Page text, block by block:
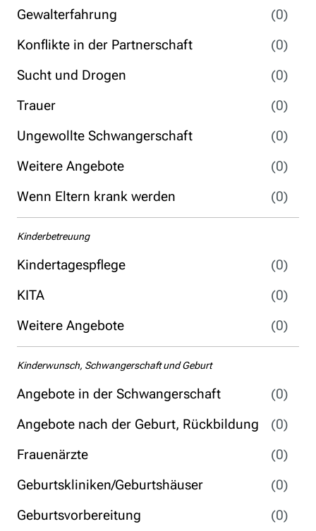
Gewalterfahrung
(0)
Konflikte in der Partnerschaft
(0)
Sucht und Drogen
(0)
Trauer
(0)
Ungewollte Schwangerschaft
(0)
Weitere Angebote
(0)
Wenn Eltern krank werden
(0)
Kinderbetreuung
Kindertagespflege
(0)
KITA
(0)
Weitere Angebote
(0)
Kinderwunsch, Schwangerschaft und Geburt
Angebote in der Schwangerschaft
(0)
Angebote nach der Geburt, Rückbildung
(0)
Frauenärzte
(0)
Geburtskliniken/Geburtshäuser
(0)
Geburtsvorbereitung
(0)